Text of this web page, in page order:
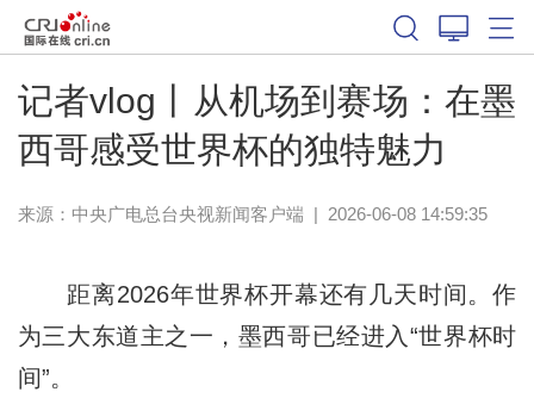
记者vlog丨从机场到赛场：在墨
西哥感受世界杯的独特魅力
来源： 中央广电总台央视新闻客户端 | 2026-06-08 14:59:35
距离2026年世界杯开幕还有几天时间。作
为三大东道主之一，墨西哥已经进入“世界杯时
间”。